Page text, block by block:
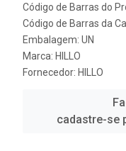
Código de Barras do
Código de Barras da
Embalagem: UN
Marca: HILLO
Fornecedor: HILLO
cadastre-se